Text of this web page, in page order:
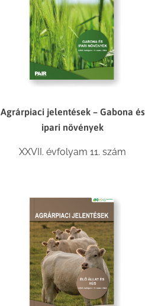
Agrárpiaci jelentések – Gabona és
ipari növények
XXVII. évfolyam 11. szám